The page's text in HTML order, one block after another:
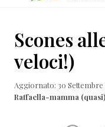
ricette
per
famiglie
Scones
veloci!)
Aggiornato: 30 Settembre
Raffaella-mamma